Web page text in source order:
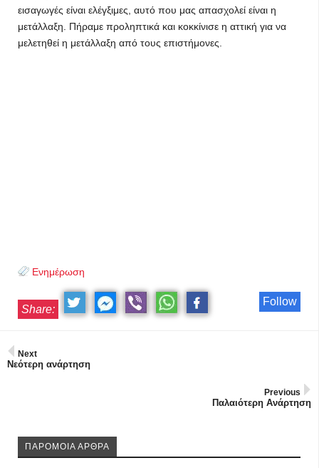
εισαγωγές είναι ελέγξιμες, αυτό που μας απασχολεί είναι η
μετάλλαξη. Πήραμε προληπτικά και κοκκίνισε η αττική για να
μελετηθεί η μετάλλαξη από τους επιστήμονες.
Ενημέρωση
Follow
Share:
Next
Νεότερη ανάρτηση
Previous
Παλαιότερη Ανάρτηση
ΠΑΡΟΜΟΙΑ ΑΡΘΡΑ